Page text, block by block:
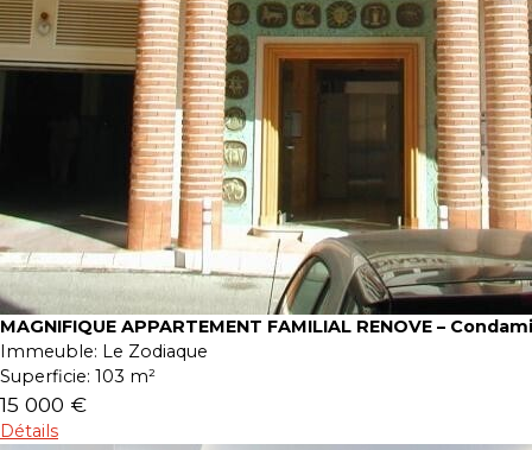
MAGNIFIQUE APPARTEMENT FAMILIAL RENOVE –
Immeuble: Le Zodiaque
Superficie: 103 m²
15 000 €
Détails